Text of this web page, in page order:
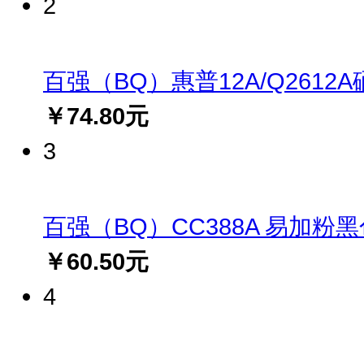
百强（BQ）惠普12A/
￥74.80元
3
百强（BQ）CC388A 易加粉
￥60.50元
4